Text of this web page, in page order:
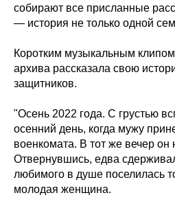
собирают все присланные
— история не только одной
Коротким музыкальным
архива рассказала свою
защитников.
"Осень 2022 года. С грустью
осенний день, когда мужу
военкомата. В тот же вечер он
Отвернувшись, едва
любимого в душе поселилась
молодая женщина.